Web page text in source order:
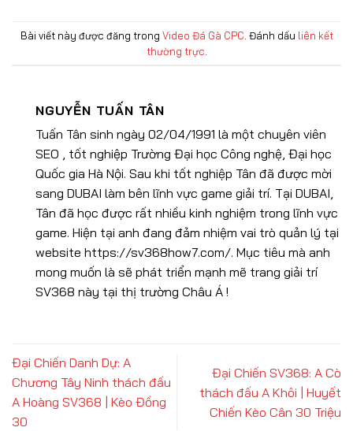
Bài viết này được đăng trong Video Đá Gà CPC . Đánh dấu liên kết
thường trực
NGUYỄN TUẤN TÂN
Tuấn Tân sinh ngày 02/04/1991 là một chuyên viên
SEO , tốt nghiệp Trường Đại học Công nghệ, Đại học
Quốc gia Hà Nội. Sau khi tốt nghiệp Tân đã được mời
sang DUBAI làm bên lĩnh vực game giải trí. Tại DUBAI,
Tân đã học được rất nhiều kinh nghiệm trong lĩnh vực
game. Hiện tại anh đang đảm nhiệm vai trò quản lý tại
website https://sv368how7.com/. Mục tiêu mà anh
mong muốn là sẽ phát triển mạnh mẽ trang giải trí
SV368 này tại thị trường Châu Á !
Đại Chiến Danh Dự: A
Chương Tây Ninh thách đấu
A Hoàng SV368 | Kèo Đồng
30
Đại Chiến SV368: A Cò
thách đấu A Khôi | Huyết
Chiến Kèo Cân 30 Triệu